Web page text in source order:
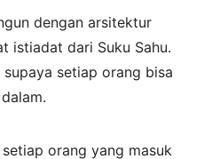
dengan arsitektur
istiadat dari Suku Sahu.
setiap orang bisa
orang yang masuk